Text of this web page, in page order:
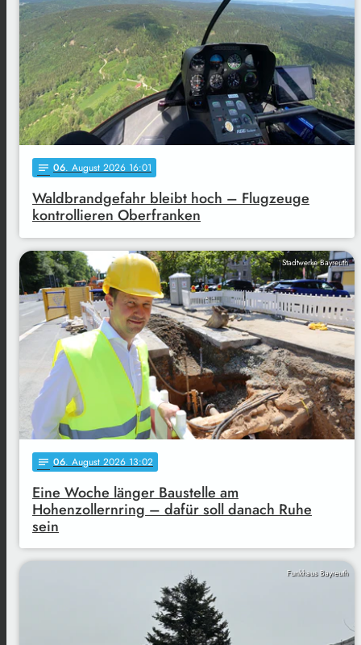
notes 06. August 2026 16:01
Waldbrandgefahr bleibt hoch – Flugzeuge
kontrollieren Oberfranken
Stadtwerke Bayreuth
notes 06. August 2026 13:02
Eine Woche länger Baustelle am
Hohenzollernring – dafür soll danach Ruhe
sein
Funkhaus Bayreuth